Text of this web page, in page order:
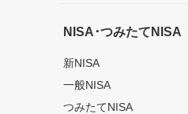
NISA･つみたてNISA
新NISA
一般NISA
つみたてNISA